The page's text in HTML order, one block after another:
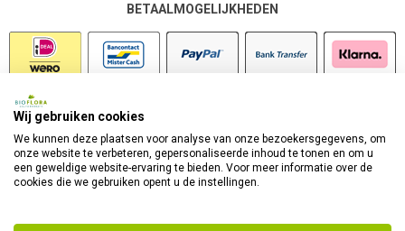
BETAALMOGELIJKHEDEN
Wij gebruiken cookies
We kunnen deze plaatsen voor analyse van onze bezoekersgegevens, om
onze website te verbeteren, gepersonaliseerde inhoud te tonen en om u
een geweldige website-ervaring te bieden. Voor meer informatie over de
cookies die we gebruiken opent u de instellingen.